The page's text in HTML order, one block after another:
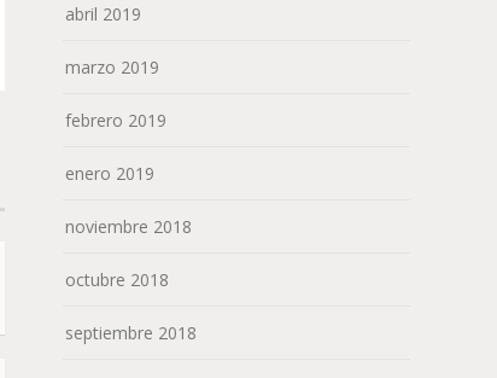
abril 2019
marzo 2019
febrero 2019
enero 2019
noviembre 2018
octubre 2018
septiembre 2018